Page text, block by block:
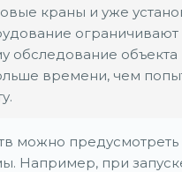
краны и уже
обследование
времени, чем
можно предусмотреть
Например, при